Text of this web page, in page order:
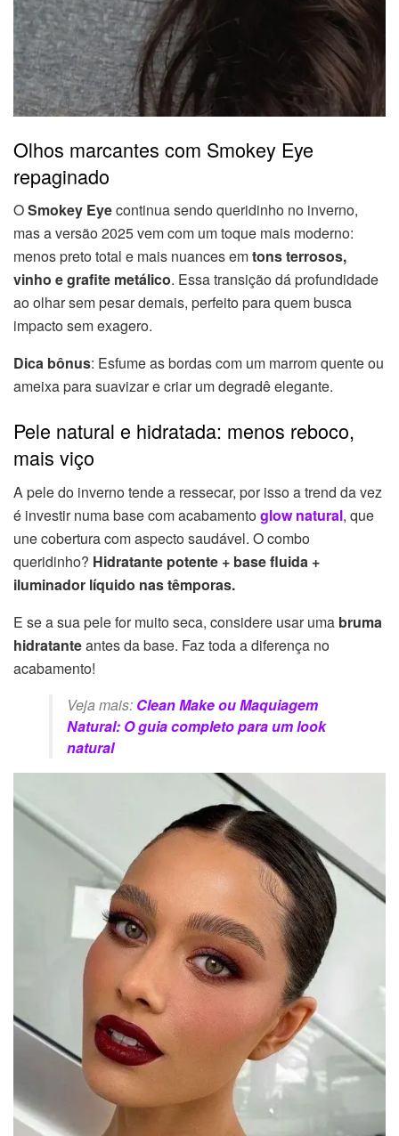
Olhos marcantes com Smokey Eye
repaginado
OSmokey Eyecontinua sendo queridinho no inverno,
mas a versão 2025 vem com um toque mais moderno:
menos preto total e mais nuances emtons terrosos,
vinho e grafite metálico. Essa transição dá profundidade
ao olhar sem pesar demais, perfeito para quem busca
impacto sem exagero.
Dica bônus: Esfume as bordas com um marrom quente ou
ameixa para suavizar e criar um degradê elegante.
Pele natural e hidratada: menos reboco,
mais viço
A pele do inverno tende a ressecar, por isso a trend da vez
é investir numa base com acabamentoglow natural, que
une cobertura com aspecto saudável. O combo
queridinho? Hidratante potente + base fluida +
iluminador líquido nas têmporas.
E se a sua pele for muito seca, considere usar uma bruma
hidratanteantes da base. Faz toda a diferença no
acabamento!
Veja mais: Clean Make ou Maquiagem
Natural: O guia completo para um look
natural